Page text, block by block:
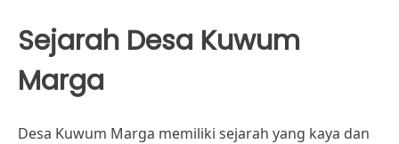
Sejarah Desa Kuwum
Marga
Desa Kuwum Marga memiliki sejarah yang kaya dan